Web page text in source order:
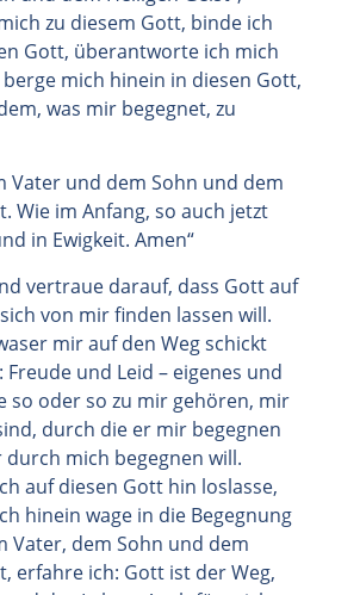
zu diesem Gott, binde ich
Gott, überantworte ich mich
mich hinein in diesen Gott,
was mir begegnet, zu
Vater und dem Sohn und dem
Wie im Anfang, so auch jetzt
in Ewigkeit. Amen“
vertraue darauf, dass Gott auf
von mir finden lassen will.
mir auf den Weg schickt
und Leid – eigenes und
so oder so zu mir gehören, mir
durch die er mir begegnen
durch mich begegnen will.
auf diesen Gott hin loslasse,
hinein wage in die Begegnung
Vater, dem Sohn und dem
erfahre ich: Gott ist der Weg,